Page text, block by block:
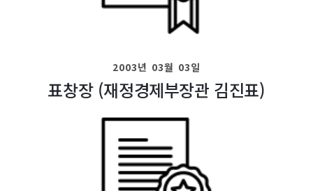
2003년 03월 03일
표창장 (재정경제부장관 김진표)